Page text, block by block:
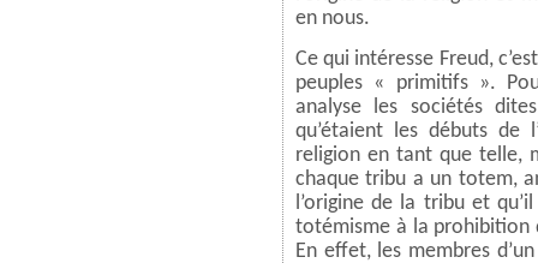
en nous.
Ce qui intéresse Freud,
peuples « primitifs ».
analyse les sociétés
qu’étaient les débuts de
religion en tant que telle,
chaque tribu a un totem,
l’origine de la tribu et
totémisme à la prohibition
En effet, les membres